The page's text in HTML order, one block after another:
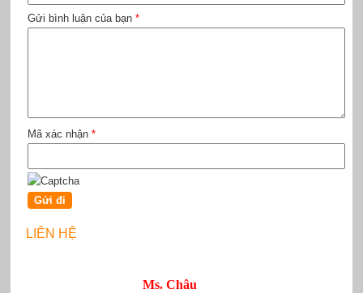
Gửi bình luận của bạn *
Mã xác nhận *
LIÊN HỆ
Ms. Châu